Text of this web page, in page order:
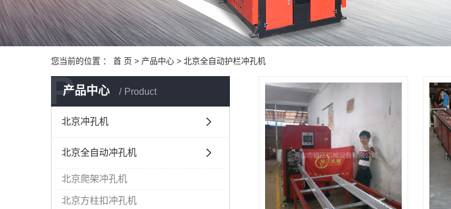
您当前的位置 ： 首 页 > 产品中心 > 北京全自动护栏冲孔机
产品中心 Product
P
北京冲孔机
北京全自动冲孔机
北京爬架冲孔机
北京方柱扣冲孔机